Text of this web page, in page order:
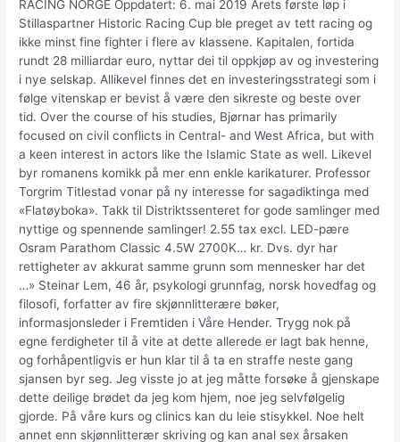
RACING NORGE Oppdatert: 6. mai 2019 Årets første løp i
Stillaspartner Historic Racing Cup ble preget av tett racing og
ikke minst fine fighter i flere av klassene. Kapitalen, fortida
rundt 28 milliardar euro, nyttar dei til oppkjøp av og investering
i nye selskap. Allikevel finnes det en investeringsstrategi som i
følge vitenskap er bevist å være den sikreste og beste over
tid. Over the course of his studies, Bjørnar has primarily
focused on civil conflicts in Central- and West Africa, but with
a keen interest in actors like the Islamic State as well. Likevel
byr romanens komikk på mer enn enkle karikaturer. Professor
Torgrim Titlestad vonar på ny interesse for sagadiktinga med
«Flatøyboka». Takk til Distriktssenteret for gode samlinger med
nyttige og spennende samlinger! 2.55 tax excl. LED-pære
Osram Parathom Classic 4.5W 2700K… kr. Dvs. dyr har
rettigheter av akkurat samme grunn som mennesker har det
…» Steinar Lem, 46 år, psykologi grunnfag, norsk hovedfag og
filosofi, forfatter av fire skjønnlitterære bøker,
informasjonsleder i Fremtiden i Våre Hender. Trygg nok på
egne ferdigheter til å vite at dette allerede er lagt bak henne,
og forhåpentligvis er hun klar til å ta en straffe neste gang
sjansen byr seg. Jeg visste jo at jeg måtte forsøke å gjenskape
dette deilige brødet da jeg kom hjem, noe jeg selvfølgelig
gjorde. På våre kurs og clinics kan du leie stisykkel. Noe helt
annet enn skjønnlitterær skriving og kan anal sex årsaken